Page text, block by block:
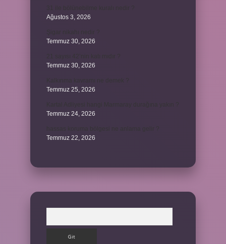
Ağustos 3, 2026
Temmuz 30, 2026
Temmuz 30, 2026
Temmuz 25, 2026
Temmuz 24, 2026
Temmuz 22, 2026